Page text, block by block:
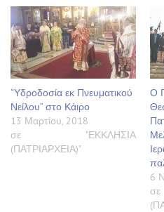
“Υδροδοσία εκ Πνευματικού
Νείλου” στο Κάιρο
13 Μαρτίου, 2018
σε "ΕΚΚΛΗΣΙΑ
(ΠΑΤΡΙΑΡΧΕΙΑ)"
Ο
6